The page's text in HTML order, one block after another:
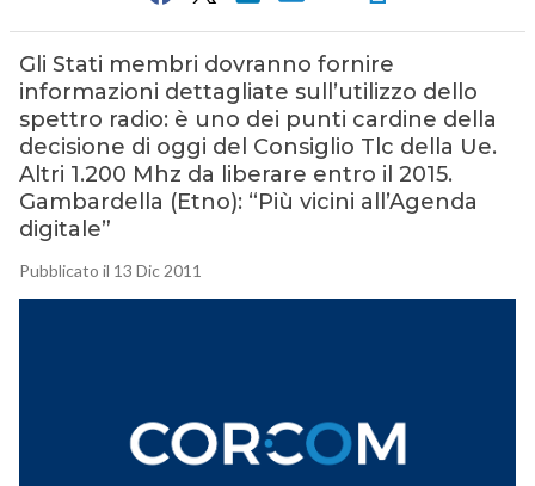
Gli Stati membri dovranno fornire
informazioni dettagliate sull’utilizzo dello
spettro radio: è uno dei punti cardine della
decisione di oggi del Consiglio Tlc della Ue.
Altri 1.200 Mhz da liberare entro il 2015.
Gambardella (Etno): “Più vicini all’Agenda
digitale”
Pubblicato il 13 Dic 2011